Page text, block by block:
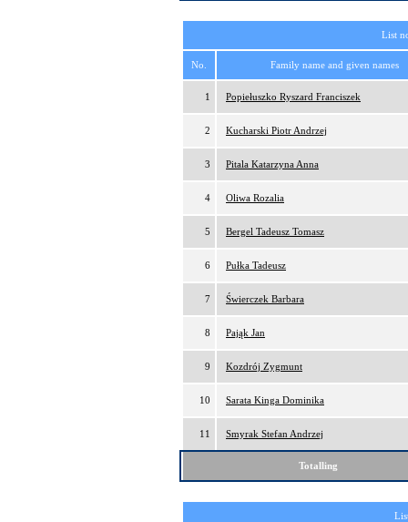
List
No. Family name and given names
1 Popiełuszko Ryszard Franciszek
2 Kucharski Piotr Andrzej
3 Pitala Katarzyna Anna
4 Oliwa Rozalia
5 Bergel Tadeusz Tomasz
6 Pułka Tadeusz
7 Świerczek Barbara
8 Pająk Jan
9 Kozdrój Zygmunt
10 Sarata Kinga Dominika
11 Smyrak Stefan Andrzej
Totalling